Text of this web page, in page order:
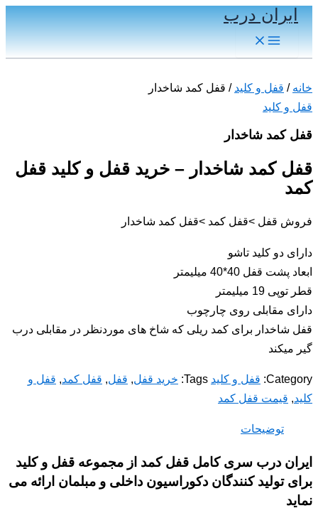
پرش
به
محتوا
ایران درب
Main
Menu
خانه / قفل و کلید / قفل کمد شاخدار
قفل و کلید
قفل کمد شاخدار
قفل کمد شاخدار – خرید قفل و کلید قفل
کمد
فروش قفل >قفل کمد >قفل کمد شاخدار
دارای دو کلید تاشو
ابعاد پشت قفل 40*40 میلیمتر
قطر توپی 19 میلیمتر
دارای مقابلی روی چارچوب
قفل شاخدار برای کمد ریلی که شاخ های موردنظر در مقابلی درب
گیر میکند
Category: قفل و کلید Tags: خرید قفل, قفل, قفل کمد, قفل و
کلید, قیمت قفل کمد
توضیحات
ایران درب سری کامل قفل کمد از مجموعه قفل و کلید
برای تولید کنندگان دکوراسیون داخلی و مبلمان ارائه می
نماید